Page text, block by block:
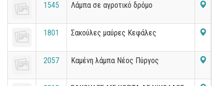
1545 Λάμπα σε αγροτικό δρόμο
1801 Σακούλες μαύρες Κεφάλες
2057 Καμένη λάμπα Νέος Πύργος